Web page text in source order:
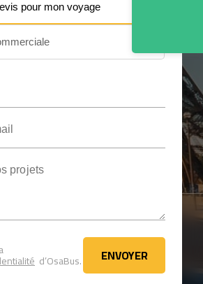
pour mon voyage
d’OsaBus. ENVOYER
ENVOYER